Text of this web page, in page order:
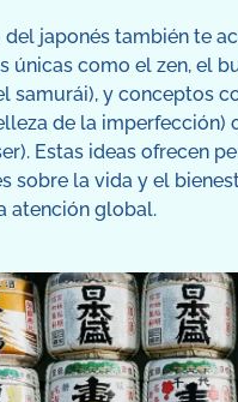
del japonés también te
únicas como el zen, el
samurái), y conceptos
de la imperfección)
Estas ideas ofrecen
sobre la vida y el
atención global.